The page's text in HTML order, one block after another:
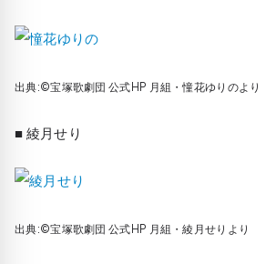
出典:©宝塚歌劇団 公式HP 月組・憧花ゆりのより
■ 綾月せり
出典:©宝塚歌劇団 公式HP 月組・綾月せりより